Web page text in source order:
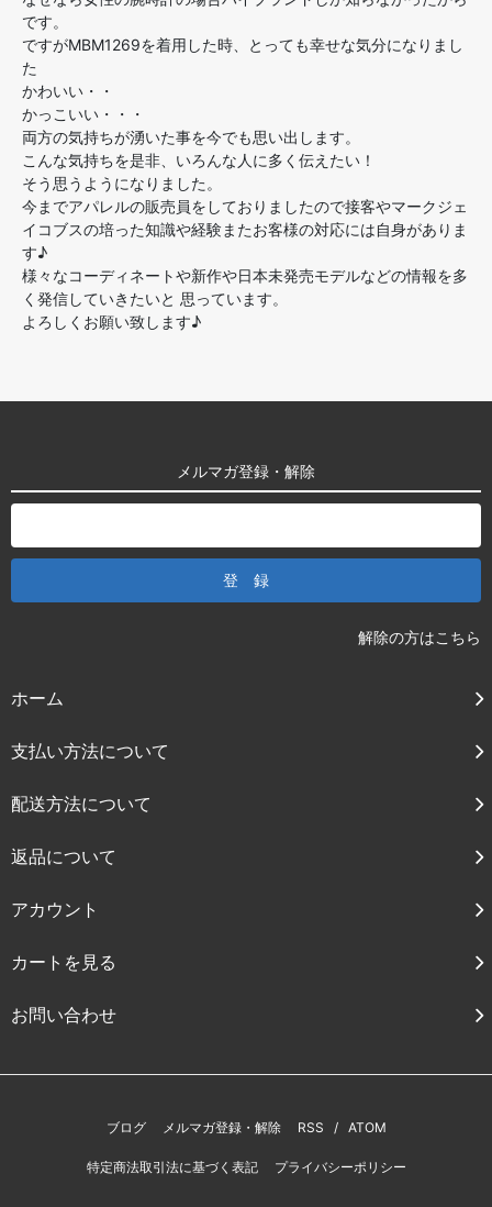
です。
ですがMBM1269を着用した時、とっても幸せな気分になりまし
た
かわいい・・
かっこいい・・・
両方の気持ちが湧いた事を今でも思い出します。
こんな気持ちを是非、いろんな人に多く伝えたい！
そう思うようになりました。
今までアパレルの販売員をしておりましたので接客やマークジェ
イコブスの培った知識や経験またお客様の対応には自身がありま
す♪
様々なコーディネートや新作や日本未発売モデルなどの情報を多
く発信していきたいと 思っています。
よろしくお願い致します♪
メルマガ登録・解除
解除の方はこちら
ホーム
支払い方法について
配送方法について
返品について
アカウント
カートを見る
お問い合わせ
ブログ メルマガ登録・解除 RSS / ATOM
特定商法取引法に基づく表記 プライバシーポリシー